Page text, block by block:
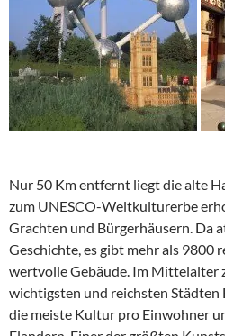
Nur 50 Km entfernt liegt die alte
zum UNESCO-Weltkulturerbe
Grachten und Bürgerhäusern. Da
Geschichte, es gibt mehr als
wertvolle Gebäude. Im Mittelalter
wichtigsten und reichsten Städten
die meiste Kultur pro Einwohner